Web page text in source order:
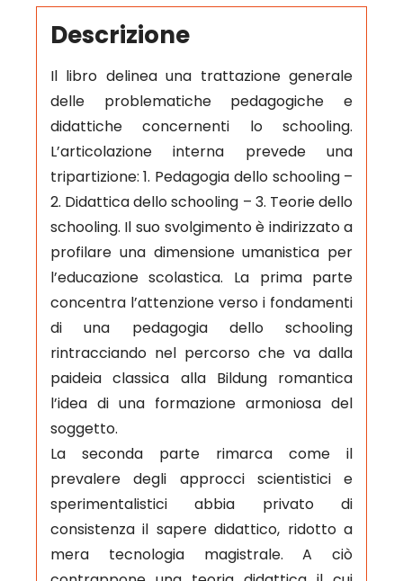
Descrizione
Il libro delinea una trattazione generale
delle problematiche pedagogiche e
didattiche concernenti lo schooling.
L’articolazione interna prevede una
tripartizione: 1. Pedagogia dello schooling –
2. Didattica dello schooling – 3. Teorie dello
schooling. Il suo svolgimento è indirizzato a
profilare una dimensione umanistica per
l’educazione scolastica. La prima parte
concentra l’attenzione verso i fondamenti
di una pedagogia dello schooling
rintracciando nel percorso che va dalla
paideia classica alla Bildung romantica
l’idea di una formazione armoniosa del
soggetto.
La seconda parte rimarca come il
prevalere degli approcci scientistici e
sperimentalistici abbia privato di
consistenza il sapere didattico, ridotto a
mera tecnologia magistrale. A ciò